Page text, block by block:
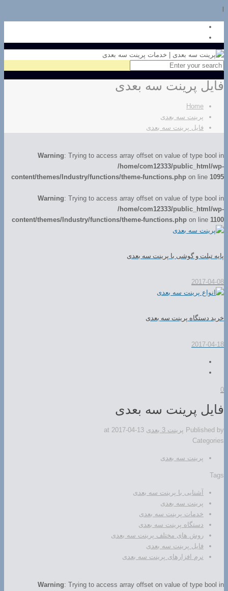
فایل پرینت سه بعدی
Home
پرینت سه بعدی
فایل پرینت سه بعدی
Warning: Trying to access array offset on value of type bool in
/home/com12333/public_html/wp-
content/themes/Industry/functions/theme-functions.php on line 1095
Warning: Trying to access array offset on value of type bool in
/home/com12333/public_html/wp-
content/themes/Industry/functions/theme-functions.php on line 1100
پایه تبلت و گوشی با پرینت سه بعدی
2017-04-08
خرید دستگاه پرینت سه بعدی
2017-04-18
0
فایل پرینت سه بعدی
Published by پرینت 3 بعدی at 2017-04-13
Categories
پرینت سه بعدی
Tags
آشنایی با پرینت سه بعدی
پرینت سه بعدی
خدمات پرینت سه بعدی
دستگاه پرینت سه بعدی
روش های مختلف پرینت سه بعدی
فایل پرینت سه بعدی
نرم افزارهای پرینت سه بعدی
Warning: Trying to access array offset on value of type bool in